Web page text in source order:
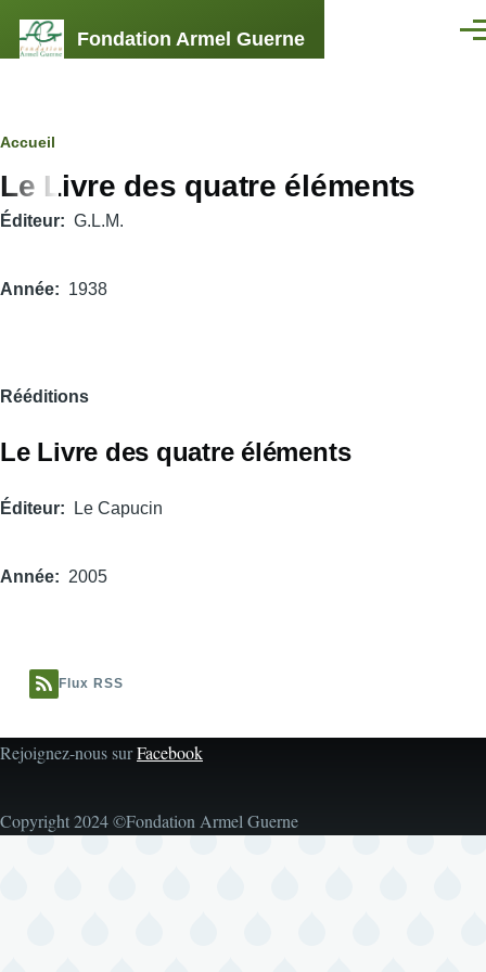
Fondation Armel Guerne
Fil
d'Ariane
Accueil
Le Livre des quatre éléments
Éditeur G.L.M.
Année 1938
Rééditions
Le Livre des quatre éléments
Éditeur Le Capucin
Année 2005
Flux RSS
Rejoignez-nous surFacebook
Copyright 2024 ©Fondation Armel Guerne